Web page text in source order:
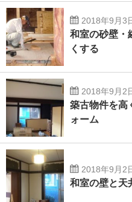
2018年9月3
和室の砂壁・
くする
2018年9月2
築古物件を高
ォーム
2018年9月2
和室の壁と天